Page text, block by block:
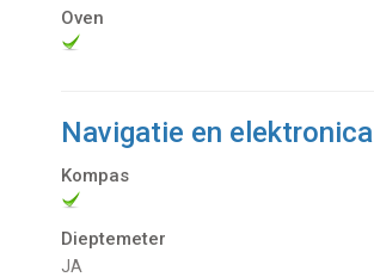
Oven
Navigatie en elektronica
Kompas
Dieptemeter
JA